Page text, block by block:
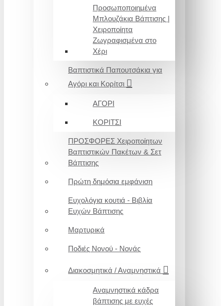
Προσωποποιημένα
Μπλουζάκια Βάπτισης |
Χειροποίητα
Ζωγραφισμένα στο
Χέρι
Βαπτιστικά Παπουτσάκια για
Αγόρι και Κορίτσι
ΑΓΟΡΙ
ΚΟΡΙΤΣΙ
ΠΡΟΣΦΟΡΕΣ Χειροποίητων
Βαπτιστικών Πακέτων & Σετ
Βάπτισης
Πρώτη δημόσια εμφάνιση
Ευχολόγια κουτιά - Βιβλία
Ευχών Βάπτισης
Μαρτυρικά
Ποδιές Νονού - Νονάς
Διακοσμητικά / Αναμνηστικά
Αναμνηστικά κάδρα
βάπτισης με ευχές